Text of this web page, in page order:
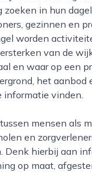
in hun
gezinnen en
worden
van de
en waar op een
het aanbod
informatie vinden.
en
hierbij aan
op maat,